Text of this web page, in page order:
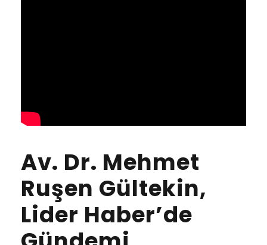
Av. Dr. Mehmet
Ruşen Gültekin,
Lider Haber’de